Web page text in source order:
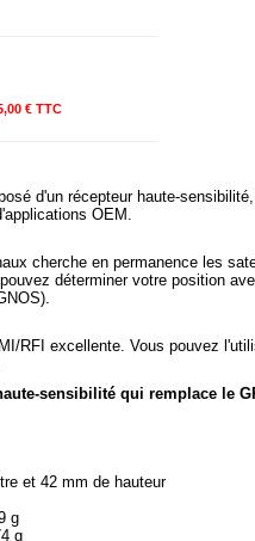
€ TTC
d'un récepteur haute-
OEM.
cherche en permanence les
déterminer votre position
RFI excellente. Vous pouvez
sensibilité qui remplace le
et 42 mm de hauteur
g
g